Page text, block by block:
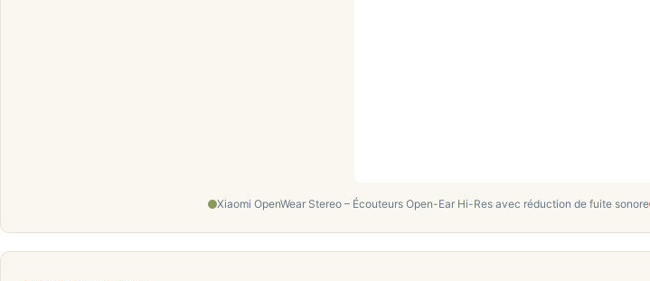
Xiaomi OpenWear Stereo – Écouteurs Open-Ear Hi-Res avec réduction de fuite sonore